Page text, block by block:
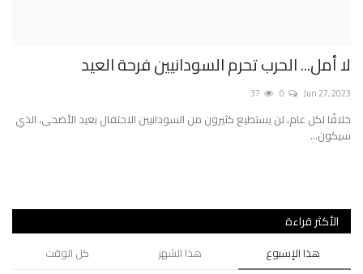
لا أمل... الحرب تحرم السودانيين فرحة العيد
Jun 27, 2023
0
37
خلافًا لكل عام، لن يستطيع كثيرون من السودانيين الاحتفال بعيد الأضحى، الذي
سيكون...
الأكثر قراءة
هذا الإسبوع هذا الشهر كل الوقت